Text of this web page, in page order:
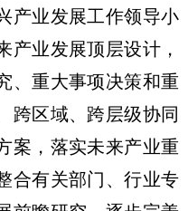
产业发展工作领导小
产业发展顶层设计，
、重大事项决策和重
跨区域、跨层级协同
案，落实未来产业重
合有关部门、行业专